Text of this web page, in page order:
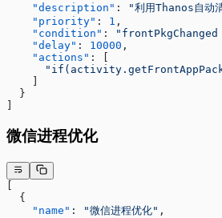
    "description"
:
"利用Thanos自动
    "priority"
: 1 ,
    "condition"
: "frontPkgChanged
    "delay"
: 10000 ,
    "actions"
: [
    ]
  }
]
微信进程优化
  {
    "name"
: "微信进程优化" ,